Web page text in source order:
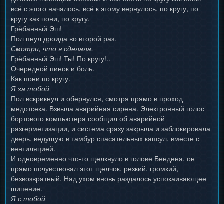
всё с этого началось, всё к этому вернулось, по кругу, по
кругу как пони, по кругу.
Грёбанный Эш!
Пол пнул дроида во второй раз.
Смотри, что я сделала.
Грёбанный Эш! Ты! По кругу!..
Очередной пинок и боль.
Как пони по кругу.
Я за тобой
Пол вскрикнул и обернулся, смотря прямо в проход
медотсека. Взвыла аварийная сирена. Электронный голос
бортового компьютера сообщил об аварийной
разгерметизации, и система сразу закрыла и заблокировала
дверь, ведущую в тамбур спасательных капсул, вместе с
вентиляцией.
И одновременно что-то щелкнуло в голове Бендена, он
прямо почувствовал этот щелчок, резкий, громкий,
безвозвратный. Над ухом вновь раздалось успокаивающее
шипение.
Я с тобой